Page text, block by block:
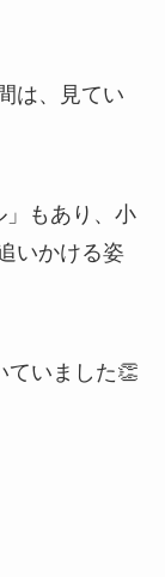
は、見てい
」もあり、小
いかける姿
ていました👏